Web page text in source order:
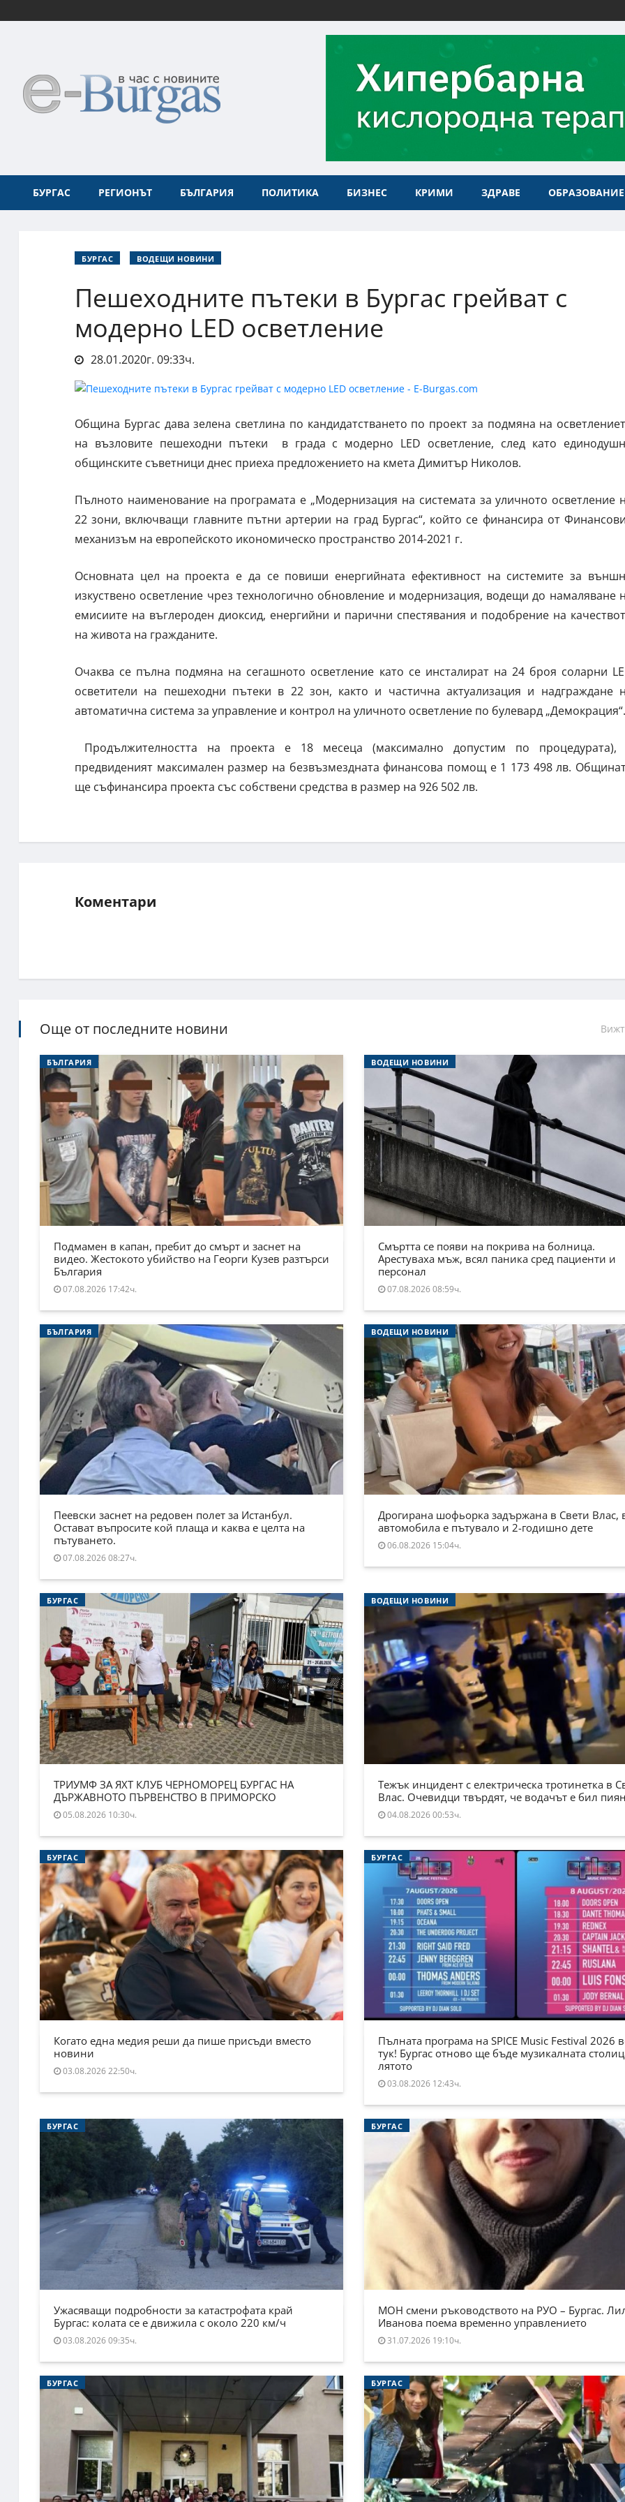
БУРГАС РЕГИОНЪТ БЪЛГАРИЯ ПОЛИТИКА БИЗНЕС КРИМИ ЗДРАВЕ ОБРАЗОВАНИЕ
БУРГАС ВОДЕЩИ НОВИНИ
Пешеходните пътеки в Бургас грейват с
модерно LED осветление
28.01.2020г. 09:33ч.
Община Бургас дава зелена светлина по кандидатстването по проект за подмяна на
на възловите пешеходни пътеки в града с модерно LED осветление, след като
общинските съветници днес приеха предложението на кмета Димитър Николов.
Пълното наименование на програмата е „Модернизация на системата за уличното осветление
22 зони, включващи главните пътни артерии на град Бургас“, който се финансира от
механизъм на европейското икономическо пространство 2014-2021 г.
Основната цел на проекта е да се повиши енергийната ефективност на системите за
изкуствено осветление чрез технологично обновление и модернизация, водещи до намаляване
емисиите на въглероден диоксид, енергийни и парични спестявания и подобрение на
на живота на гражданите.
Очаква се пълна подмяна на сегашното осветление като се инсталират на 24 броя соларни
осветители на пешеходни пътеки в 22 зон, както и частична актуализация и надграждане
автоматична система за управление и контрол на уличното осветление по булевард „Демокрация“.
Продължителността на проекта е 18 месеца (максимално допустим по процедурата),
предвиденият максимален размер на безвъзмездната финансова помощ е 1 173 498 лв.
ще съфинансира проекта със собствени средства в размер на 926 502 лв.
Коментари
Още от последните новини
БЪЛГАРИЯ
Подмамен в капан, пребит до смърт и заснет на
видео. Жестокото убийство на Георги Кузев разтърси
България
07.08.2026 17:42ч.
ВОДЕЩИ НОВИНИ
Смъртта се появи на покрива на болница.
Арестуваха мъж, всял паника сред пациенти и
персонал
07.08.2026 08:59ч.
БЪЛГАРИЯ
Пеевски заснет на редовен полет за Истанбул.
Остават въпросите кой плаща и каква е целта на
пътуването.
07.08.2026 08:27ч.
ВОДЕЩИ НОВИНИ
Дрогирана шофьорка задържана в Свети Влас,
автомобила е пътувало и 2-годишно дете
06.08.2026 15:04ч.
БУРГАС
ТРИУМФ ЗА ЯХТ КЛУБ ЧЕРНОМОРЕЦ БУРГАС НА
ДЪРЖАВНОТО ПЪРВЕНСТВО В ПРИМОРСКО
05.08.2026 10:30ч.
ВОДЕЩИ НОВИНИ
Тежък инцидент с електрическа тротинетка в
Влас. Очевидци твърдят, че водачът е бил
04.08.2026 00:53ч.
БУРГАС
Когато една медия реши да пише присъди вместо
новини
03.08.2026 22:50ч.
БУРГАС
Пълната програма на SPICE Music Festival 2026
тук! Бургас отново ще бъде музикалната
лятото
03.08.2026 12:43ч.
БУРГАС
Ужасяващи подробности за катастрофата край
Бургас: колата се е движила с около 220 км/ч
03.08.2026 09:35ч.
БУРГАС
МОН смени ръководството на РУО – Бургас.
Иванова поема временно управлението
31.07.2026 19:10ч.
БУРГАС БУРГАС